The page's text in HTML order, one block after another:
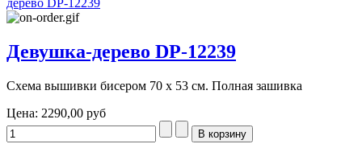
Девушка-дерево DP-12239
Схема вышивки бисером 70 х 53 см. Полная зашивка
Цена: 2290,00 руб